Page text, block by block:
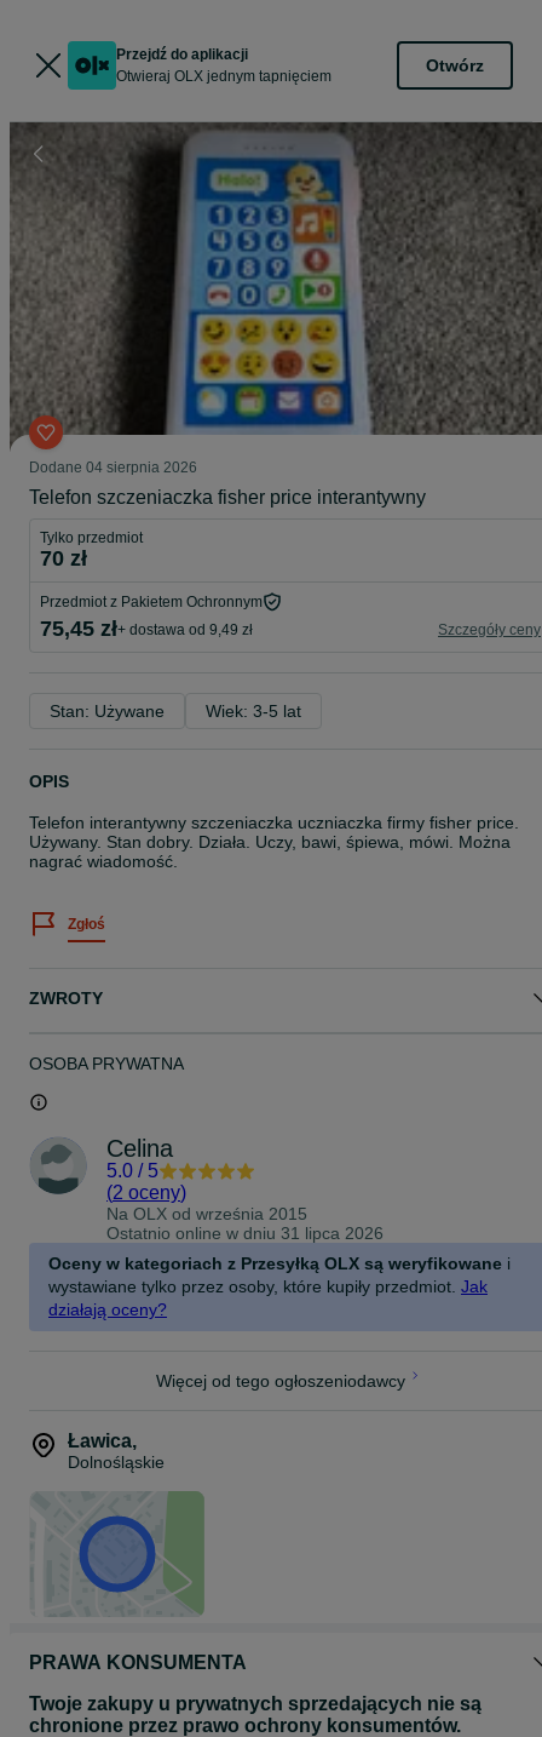
Przejdź do aplikacji
Otwieraj OLX jednym tapnięciem
Otwórz
Dodane 04 sierpnia 2026
Telefon szczeniaczka fisher price interantywny
Tylko przedmiot
70 zł
Przedmiot z Pakietem Ochronnym
75,45 zł+ dostawa od 9,49 zł Szczegóły ceny
Stan: Używane Wiek: 3-5 lat
OPIS
Telefon interantywny szczeniaczka uczniaczka firmy fisher price.
Używany. Stan dobry. Działa. Uczy, bawi, śpiewa, mówi. Można
nagrać wiadomość.
Zgłoś
ZWROTY
OSOBA PRYWATNA
Celina
5.0 / 5
(2 oceny)
Na OLX od września 2015
Ostatnio online w dniu 31 lipca 2026
Oceny w kategoriach z Przesyłką OLX są weryfikowane i
wystawiane tylko przez osoby, które kupiły przedmiot. Jak
działają oceny?
Więcej od tego ogłoszeniodawcy
Ławica,
Dolnośląskie
PRAWA KONSUMENTA
Twoje zakupy u prywatnych sprzedających nie są
chronione przez prawo ochrony konsumentów.